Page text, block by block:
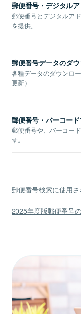
郵便番号・デジタル
郵便番号とデジタルア
を提供。
郵便番号データのダ
各種データのダウンロ
更新）
郵便番号・バーコー
郵便番号や、バーコー
す。
郵便番号検索に使用
2025年度版郵便番号